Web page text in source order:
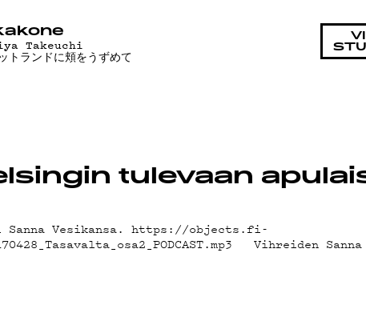
Takeuchi
トランドに頬をうずめて
tulevaan
Sanna Vesikansa. https://objects.fi-
Vihreiden